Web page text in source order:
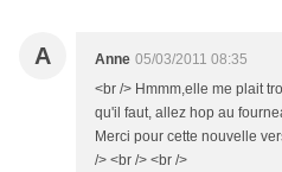
A Anne 05/03/2011 08:35
<br /> Hmmm,elle me plait
qu'il faut, allez hop au
Merci pour cette nouvelle
/> <br /> <br />